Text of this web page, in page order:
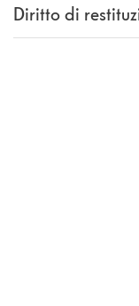
Diritto di
Garanzia